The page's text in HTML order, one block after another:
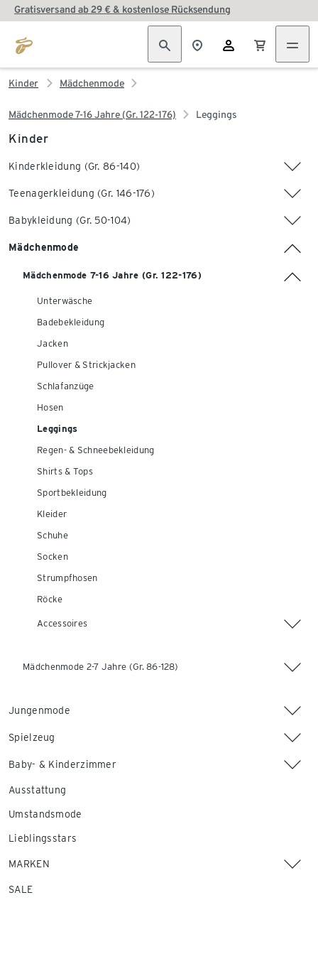
Gratisversand ab 29 € & kostenlose Rücksendung
Kinder Mädchenmode
Mädchenmode 7-16 Jahre (Gr. 122-176) Leggings
Kinder
Kinderkleidung (Gr. 86-140)
Teenagerkleidung (Gr. 146-176)
Babykleidung (Gr. 50-104)
Mädchenmode
Mädchenmode 7-16 Jahre (Gr. 122-176)
Unterwäsche
Badebekleidung
Jacken
Pullover & Strickjacken
Schlafanzüge
Hosen
Leggings
Regen- & Schneebekleidung
Shirts & Tops
Sportbekleidung
Kleider
Schuhe
Socken
Strumpfhosen
Röcke
Accessoires
Mädchenmode 2-7 Jahre (Gr. 86-128)
Jungenmode
Spielzeug
Baby- & Kinderzimmer
Ausstattung
Umstandsmode
Lieblingsstars
MARKEN
SALE